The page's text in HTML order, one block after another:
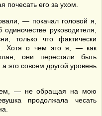
почесать его за ухом.
— покачал головой я,
руководителя,
только что фактически
Хотя о чем это я, — как
они перестали быть
это совсем другой уровень
— не обращая на мою
продолжала чесать